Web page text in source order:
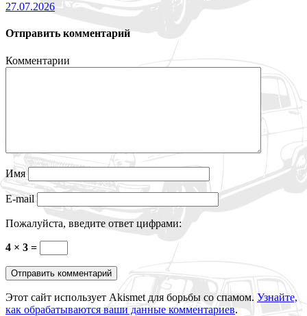
27.07.2026
Отправить комментарий
Комментарии
Имя
E-mail
Пожалуйста, введите ответ цифрами:
4 × 3 =
Этот сайт использует Akismet для борьбы со спамом. Узнайте,
как обрабатываются ваши данные комментариев.